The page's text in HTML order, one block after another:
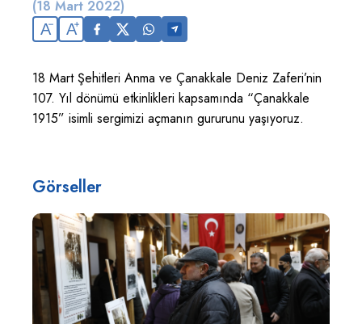
(18 Mart 2022)
A A
18 Mart Şehitleri Anma ve Çanakkale Deniz Zaferi’nin
107. Yıl dönümü etkinlikleri kapsamında “Çanakkale
1915” isimli sergimizi açmanın gururunu yaşıyoruz.
Görseller